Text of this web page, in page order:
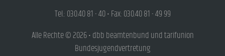
Tel.: 030.40 81 - 40 • Fax: 030.40 81 - 49 99
Alle Rechte © 2026 • dbb beamtenbund und tarifunion
Bundesjugendvertretung